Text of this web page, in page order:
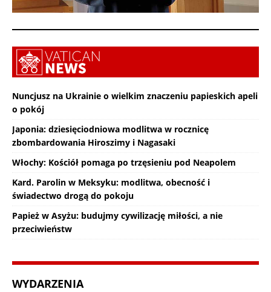
Nuncjusz na Ukrainie o wielkim znaczeniu papieskich apeli
o pokój
Japonia: dziesięciodniowa modlitwa w rocznicę
zbombardowania Hiroszimy i Nagasaki
Włochy: Kościół pomaga po trzęsieniu pod Neapolem
Kard. Parolin w Meksyku: modlitwa, obecność i
świadectwo drogą do pokoju
Papież w Asyżu: budujmy cywilizację miłości, a nie
przeciwieństw
WYDARZENIA